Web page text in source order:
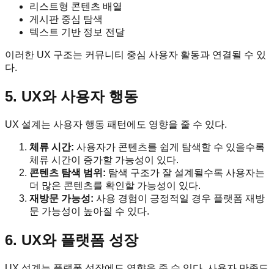
리스트형 콘텐츠 배열
게시판 중심 탐색
텍스트 기반 정보 전달
이러한 UX 구조는 커뮤니티 중심 사용자 활동과 연결될 수 있
다.
5. UX와 사용자 행동
UX 설계는 사용자 행동 패턴에도 영향을 줄 수 있다.
체류 시간: 사용자가 콘텐츠를 쉽게 탐색할 수 있을수록
체류 시간이 증가할 가능성이 있다.
콘텐츠 탐색 범위: 탐색 구조가 잘 설계될수록 사용자는
더 많은 콘텐츠를 확인할 가능성이 있다.
재방문 가능성: 사용 경험이 긍정적일 경우 플랫폼 재방
문 가능성이 높아질 수 있다.
6. UX와 플랫폼 성장